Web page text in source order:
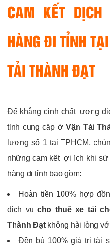
CAM KẾT
HÀNG ĐI TỈNH
TẢI THÀNH ĐẠT
Để khẳng định chất lượng
tỉnh cung cấp ở Vận Tải
lượng số 1 tại TPHCM,
những cam kết lợi ích khi
hàng đi tỉnh bao gồm:
Hoàn tiền 100% hợp
dịch vụ cho thuê xe tải
Thành Đạt không hài lòng
Đền bù 100% giá trị tài